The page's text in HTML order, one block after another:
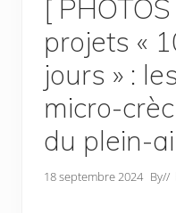
[
projets «
jours » :
micro-
du plein-
18 septembre 2024 By//